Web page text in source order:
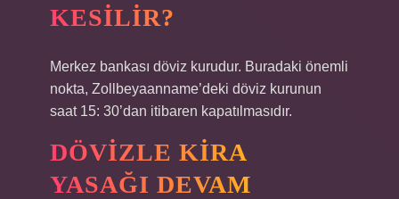
KESILIR?
Merkez bankası döviz kurudur. Buradaki önemli
nokta, Zollbeyaanname’deki döviz kurunun
saat 15: 30’dan itibaren kapatılmasıdır.
DÖVIZLE KIRA
YASAĞI DEVAM